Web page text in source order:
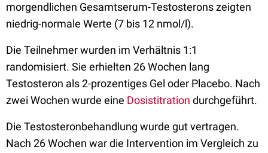
morgendlichen Gesamtserum-Testosterons zeigten
niedrig-normale Werte (7 bis 12 nmol/l).
Die Teilnehmer wurden im Verhältnis 1:1
randomisiert. Sie erhielten 26 Wochen lang
Testosteron als 2-prozentiges Gel oder Placebo. Nach
zwei Wochen wurde eine Dosistitration durchgeführt.
Die Testosteronbehandlung wurde gut vertragen.
Nach 26 Wochen war die Intervention im Vergleich zu